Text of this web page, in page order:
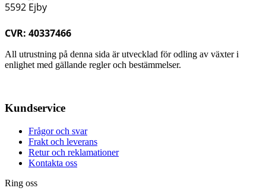
5592 Ejby
CVR: 40337466
All utrustning på denna sida är utvecklad för odling av växter i
enlighet med gällande regler och bestämmelser.
Kundservice
Frågor och svar
Frakt och leverans
Retur och reklamationer
Kontakta oss
Ring oss